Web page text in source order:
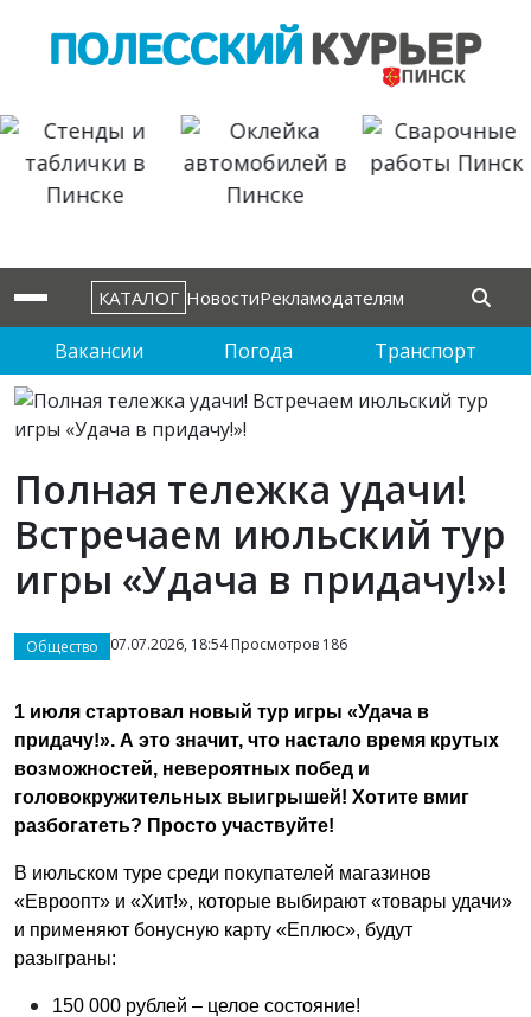
КАТАЛОГ НовостиРекламодателям
Вакансии Погода Транспорт
Полная тележка удачи!
Встречаем июльский тур
игры «Удача в придачу!»!
Общество 07.07.2026, 18:54 Просмотров 186
1 июля стартовал новый тур игры «Удача в
придачу!». А это значит, что настало время крутых
возможностей, невероятных побед и
головокружительных выигрышей! Хотите вмиг
разбогатеть? Просто участвуйте!
В июльском туре среди покупателей магазинов
«Евроопт» и «Хит!», которые выбирают «товары удачи»
и применяют бонусную карту «Еплюс», будут
разыграны:
150 000 рублей – целое состояние!